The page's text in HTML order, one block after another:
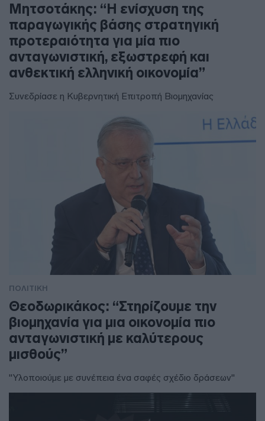
Μητσοτάκης: “Η ενίσχυση της
παραγωγικής βάσης στρατηγική
προτεραιότητα για μία πιο
ανταγωνιστική, εξωστρεφή και
ανθεκτική ελληνική οικονομία”
Συνεδρίασε η Κυβερνητική Επιτροπή Βιομηχανίας
ΠΟΛΙΤΙΚΗ
Θεοδωρικάκος: “Στηρίζουμε την
βιομηχανία για μια οικονομία πιο
ανταγωνιστική με καλύτερους
μισθούς”
"Υλοποιούμε με συνέπεια ένα σαφές σχέδιο δράσεων"